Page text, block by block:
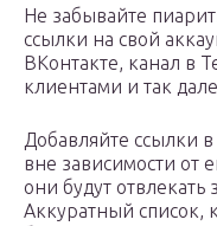
Не забывайте
ссылки на свой
ВКонтакте, канал в
клиентами и так
Добавляйте ссылки
вне зависимости от
они будут
Аккуратный список,